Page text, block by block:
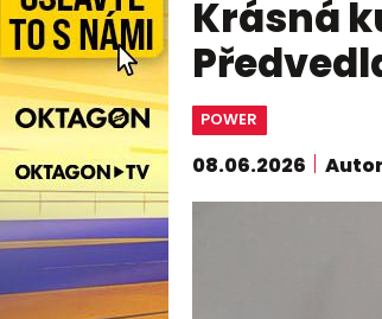
Krásná
POWER
08.06.2026